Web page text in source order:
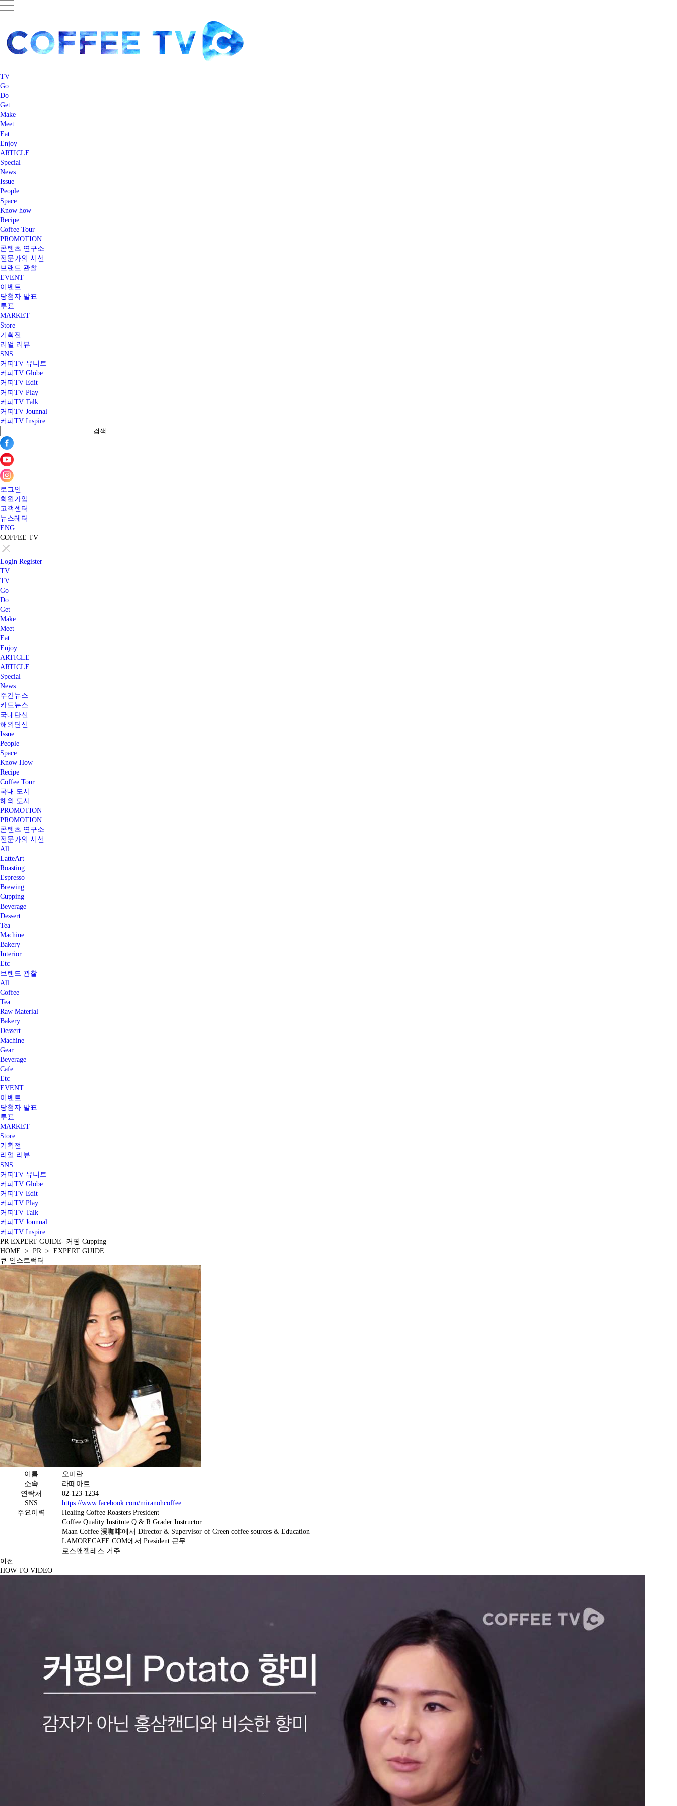
TV
Go
Do
Get
Make
Meet
Eat
Enjoy
ARTICLE
Special
News
Issue
People
Space
Know how
Recipe
Coffee Tour
PROMOTION
콘텐츠 연구소
전문가의 시선
브랜드 관찰
EVENT
이벤트
당첨자 발표
투표
MARKET
Store
기획전
리얼 리뷰
SNS
커피TV 유니트
커피TV Globe
커피TV Edit
커피TV Play
커피TV Talk
커피TV Jounnal
커피TV Inspire
검색
로그인
회원가입
고객센터
뉴스레터
ENG
COFFEE TV
Login Register
TV
TV
Go
Do
Get
Make
Meet
Eat
Enjoy
ARTICLE
ARTICLE
Special
News
주간뉴스
카드뉴스
국내단신
해외단신
Issue
People
Space
Know How
Recipe
Coffee Tour
국내 도시
해외 도시
PROMOTION
PROMOTION
콘텐츠 연구소
전문가의 시선
All
LatteArt
Roasting
Espresso
Brewing
Cupping
Beverage
Dessert
Tea
Machine
Bakery
Interior
Etc
브랜드 관찰
All
Coffee
Tea
Raw Material
Bakery
Dessert
Machine
Gear
Beverage
Cafe
Etc
EVENT
이벤트
당첨자 발표
투표
MARKET
Store
기획전
리얼 리뷰
SNS
커피TV 유니트
커피TV Globe
커피TV Edit
커피TV Play
커피TV Talk
커피TV Jounnal
커피TV Inspire
PREXPERT GUIDE- 커핑 Cupping
HOME > PR > EXPERT GUIDE
큐 인스트럭터
이름
오미란
소속
라떼아트
연락처
02-123-1234
SNS
https://www.facebook.com/miranohcoffee
주요이력
Healing Coffee Roasters President
Coffee Quality Institute Q & R Grader Instructor
Maan Coffee 漫咖啡에서 Director & Supervisor of Green coffee sources & Education
LAMORECAFE.COM에서 President 근무
로스앤젤레스 거주
이전
HOW TO VIDEO